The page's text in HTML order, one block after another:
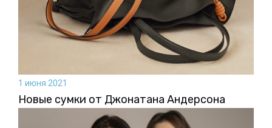
1 июня 2021
Новые сумки от Джонатана Андерсона